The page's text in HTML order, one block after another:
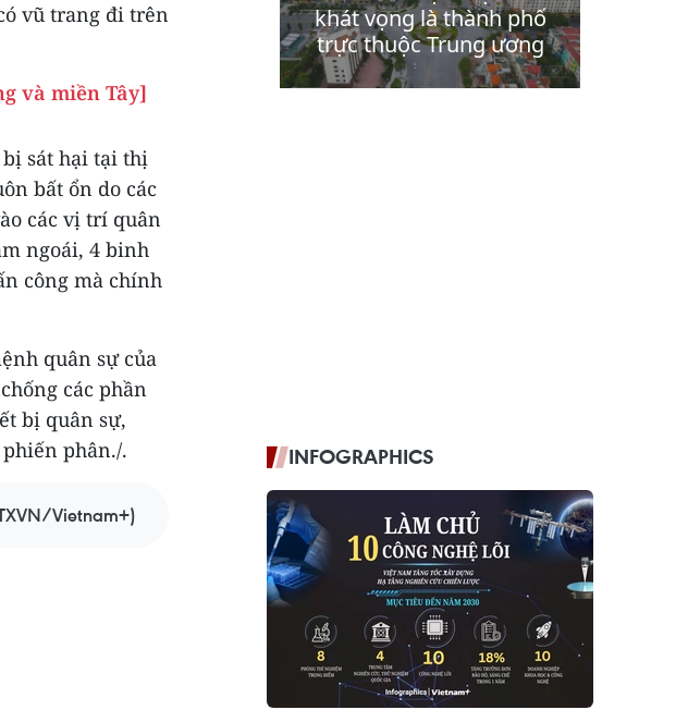
vũ trang đi trên
và miền Tây]
sát hại tại thị
bất ổn do các
các vị trí quân
ngoái, 4 binh
công mà chính
quân sự của
các phần
bị quân sự,
phân./.
Vietnam+)
INFOGRAPHICS